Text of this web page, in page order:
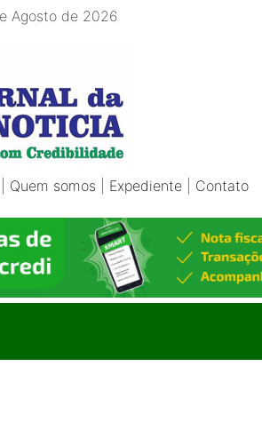
Agosto de 2026
Quem somos Expediente Contato